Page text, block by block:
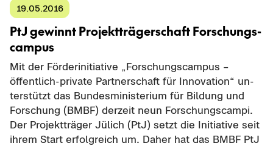
19.05.2016
PtJ ge­winnt Pro­jekt­trä­ger­schaft For­schungs­
cam­pus
Mit der För­der­initia­ti­ve „For­schungs­cam­pus –
öffentlich-​private Part­ner­schaft für In­no­va­ti­on“ un­
ter­stützt das Bun­des­mi­nis­te­ri­um für Bil­dung und
For­schung (BMBF) der­zeit neun For­schungs­cam­pi.
Der Pro­jekt­trä­ger Jü­lich (PtJ) setzt die In­itia­ti­ve seit
ihrem Start er­folg­reich um. Daher hat das BMBF PtJ